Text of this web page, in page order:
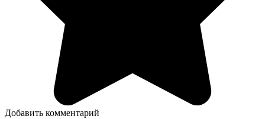
Добавить комментарий